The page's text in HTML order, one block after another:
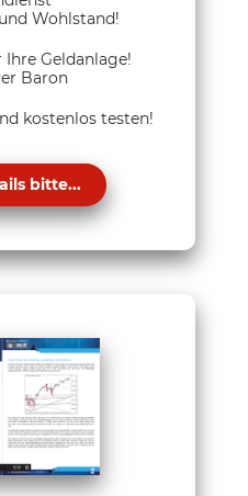
Wohlstand!
Geldanlage!
Baron
kostenlos testen!
bitte...